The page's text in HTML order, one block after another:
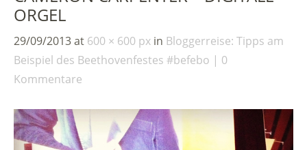
ORGEL
29/09/2013at 600 × 600 px in Bloggerreise: Tipps am
Beispiel des Beethovenfestes #befebo
0
Kommentare